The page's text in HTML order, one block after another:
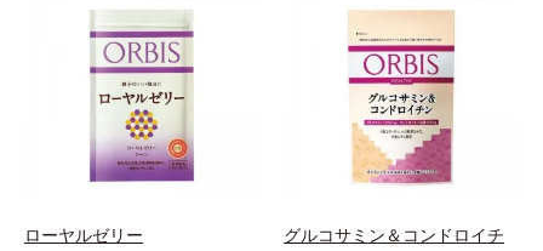
ローヤルゼリー
グルコサミン＆コンドロイチ